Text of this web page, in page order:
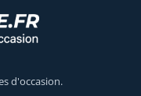
d'occasion.